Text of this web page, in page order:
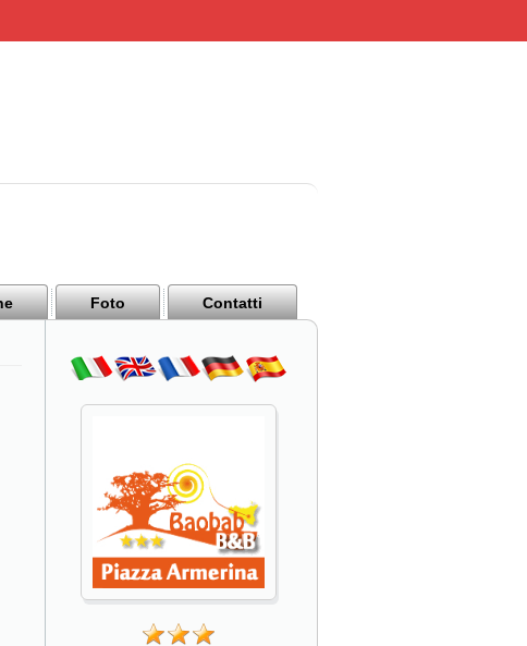
Foto Contatti